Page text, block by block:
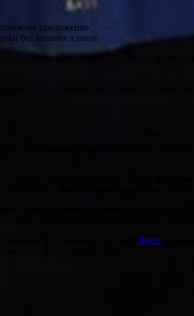
приложение.
без лишних хлопот.
официальные услуги по
доступным каждому. Сейчас это
Здесь
этапе прохождения заказа.